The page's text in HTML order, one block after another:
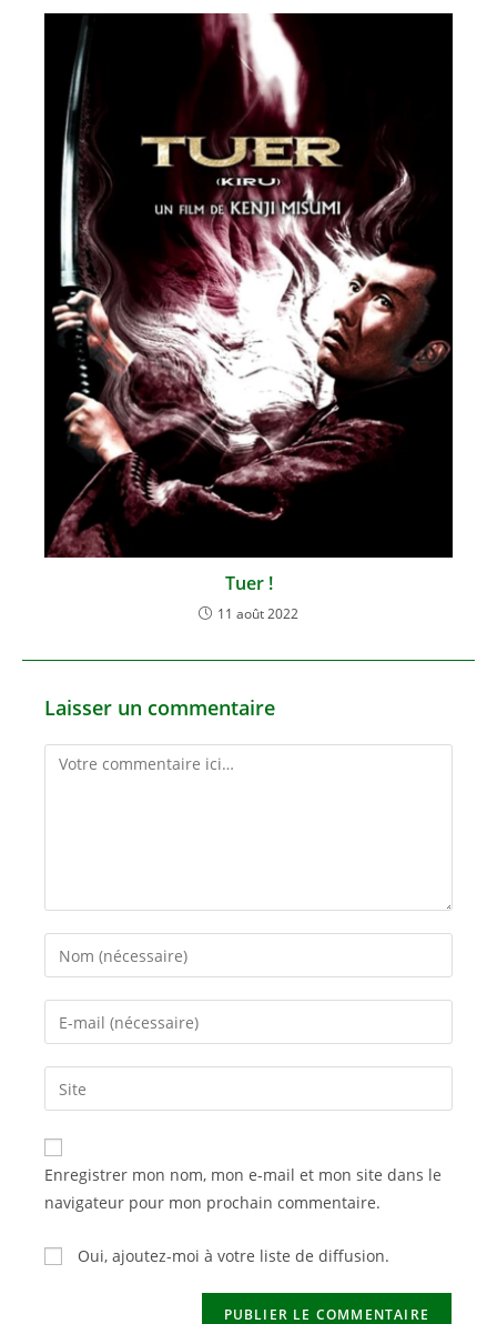
Tuer !
11 août 2022
Laisser un commentaire
Comment
Enter
your
name
comment
Enter
your
email
address
comment
Saisir
l’URL
de
votre
(facultatif)
Enregistrer mon nom, mon e-mail et mon site dans le
navigateur pour mon prochain commentaire.
Oui, ajoutez-moi à votre liste de diffusion.